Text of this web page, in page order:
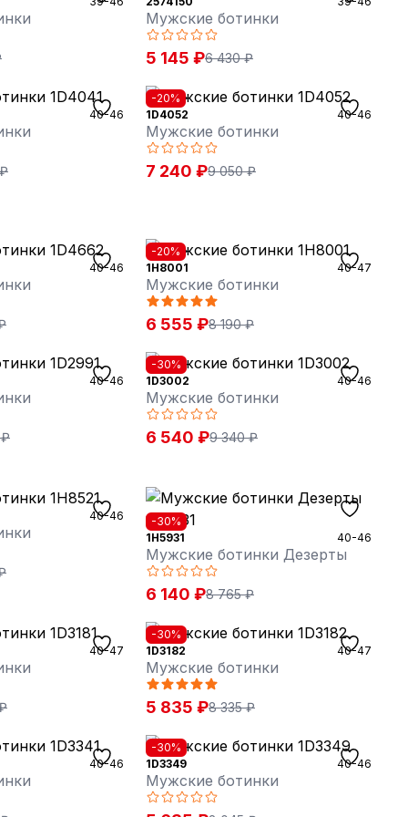
Мужские ботинки
5 145 ₽6 430 ₽
40-46
-20%
1D4052
40-46
Мужские ботинки
7 240 ₽9 050 ₽
40-46
-20%
1H8001
40-47
Мужские ботинки
6 555 ₽8 190 ₽
40-46
-30%
1D3002
40-46
Мужские ботинки
6 540 ₽9 340 ₽
40-46
-30%
1H5931
40-46
Мужские ботинки Дезерты
6 140 ₽8 765 ₽
40-47
-30%
1D3182
40-47
Мужские ботинки
5 835 ₽8 335 ₽
40-46
-30%
1D3349
40-46
Мужские ботинки